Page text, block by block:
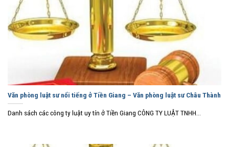
Văn phòng luật sư nổi tiếng ở Tiền Giang – Văn phòng luật sư Châu Thành
Danh sách các công ty luật uy tín ở Tiền Giang CÔNG TY LUẬT TNHH...